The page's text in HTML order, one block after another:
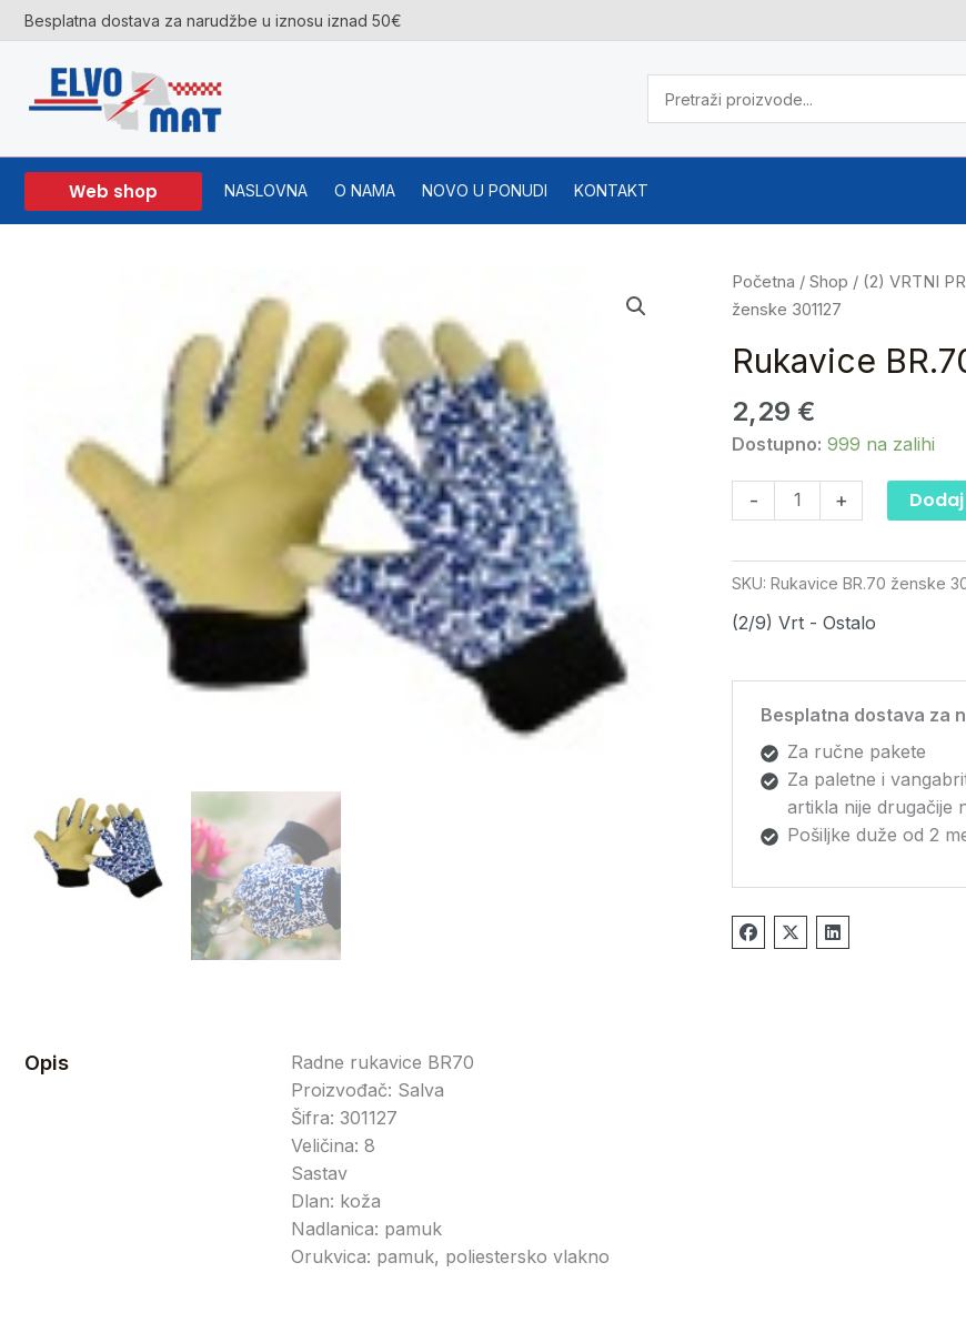
Skip
to
content
Besplatna dostava za narudžbe u iznosu iznad 50€
Web shop NASLOVNA O NAMA NOVO U PONUDI KONTAKT
Početna / Shop / (2) VRTNI
ženske 301127
Rukavice
2,29 €
Dostupno: 999 na zalihi
-
Rukavice
BR.70
ženske
količina
+
SKU: Rukavice BR.70 ženske
(2/9) Vrt - Ostalo
Besplatna dostava za
Za ručne pakete
Za paletne i
artikla nije drugačije
Pošiljke duže od 2
Opis
Radne rukavice BR70
Proizvođač: Salva
Šifra: 301127
Veličina: 8
Sastav
Dlan: koža
Nadlanica: pamuk
Orukvica: pamuk, poliestersko vlakno